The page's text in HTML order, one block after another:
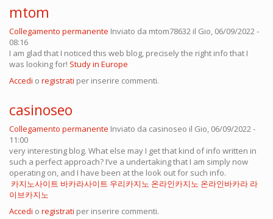
mtom
Collegamento permanente Inviato da mtom78632 il Gio, 06/09/2022 -
08:16
I am glad that I noticed this web blog, precisely the right info that I
was looking for! Study in Europe
Accedi o registrati per inserire commenti.
casinoseo
Collegamento permanente Inviato da casinoseo il Gio, 06/09/2022 -
11:00
very interesting blog. What else may I get that kind of info written in
such a perfect approach? I’ve a undertaking that I am simply now
operating on, and I have been at the look out for such info.
카지노사이트 바카라사이트 우리카지노 온라인카지노 온라인바카라 라
이브카지노
Accedi o registrati per inserire commenti.